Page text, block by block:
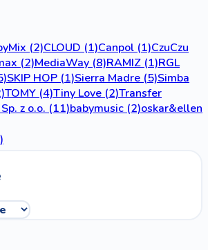
(2)CLOUD (1)Canpol (1)CzuCzu
(2)MediaWay (8)RAMIZ (1)RGL
SKIP HOP (1)Sierra Madre (5)Simba
TOMY (4)Tiny Love (2)Transfer
z o.o. (11)babymusic (2)oskar&ellen